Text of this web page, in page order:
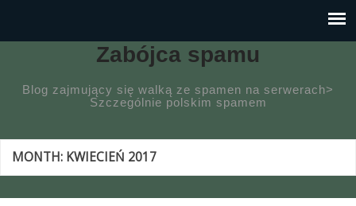
Zabójca spamu
Blog zajmujący się walką ze spamen na serwerach>
Szczególnie polskim spamem
MONTH: KWIECIEŃ 2017